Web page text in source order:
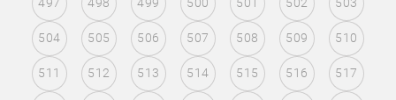
497 498 499 500 501 502 503
504 505 506 507 508 509 510
511 512 513 514 515 516 517